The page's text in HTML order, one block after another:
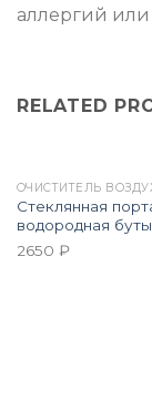
аллергий
RELATED
ОЧИСТИТЕЛЬ
Стеклянная
водородная
2650 ₽